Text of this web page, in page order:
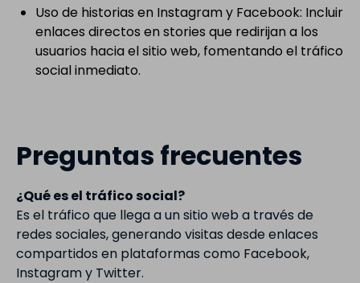
Uso de historias en Instagram y Facebook: Incluir
enlaces directos en stories que redirijan a los
usuarios hacia el sitio web, fomentando el tráfico
social inmediato.
Preguntas frecuentes
¿Qué es el tráfico social?
Es el tráfico que llega a un sitio web a través de
redes sociales, generando visitas desde enlaces
compartidos en plataformas como Facebook,
Instagram y Twitter.